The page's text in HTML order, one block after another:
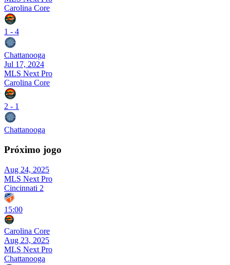
Carolina Core
1 - 4
Chattanooga
Jul 17, 2024
MLS Next Pro
Carolina Core
2 - 1
Chattanooga
Próximo jogo
Aug 24, 2025
MLS Next Pro
Cincinnati 2
15:00
Carolina Core
Aug 23, 2025
MLS Next Pro
Chattanooga